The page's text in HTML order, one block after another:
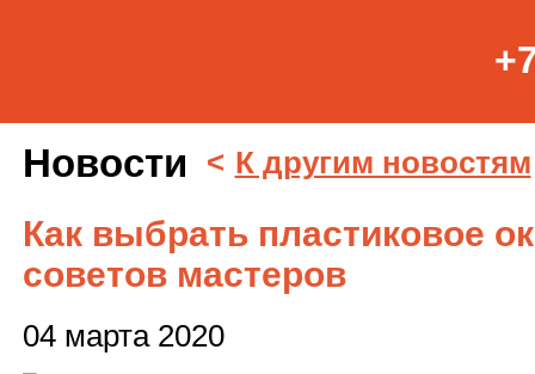
Новости < К другим новостям
Как выбрать пластиковое
советов мастеров
04 марта 2020